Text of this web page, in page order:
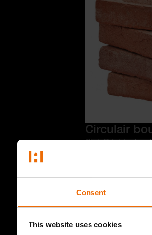
Consent
This website uses cookies
Circulair
CicloBrick is door
grondstof
is op termijn op